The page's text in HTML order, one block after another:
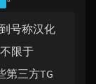
号称汉化
限于
第三方TG